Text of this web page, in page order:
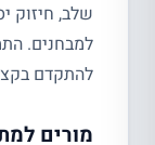
שלב, חיזוק
למבחנים.
להתקדם
מורים